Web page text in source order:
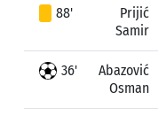
88'
Prijić
Samir
36'
Abazović
Osman